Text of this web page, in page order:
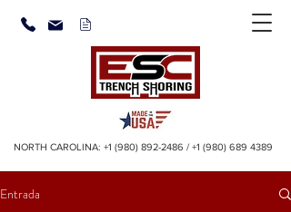
NORTH CAROLINA: +1 (980) 892-2486 / +1 (980) 689 4389
Entrada